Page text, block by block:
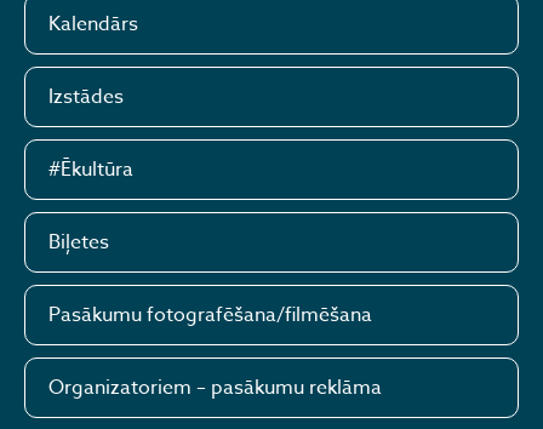
Kalendārs
Izstādes
#Ēkultūra
Biļetes
Pasākumu fotografēšana/filmēšana
Organizatoriem – pasākumu reklāma